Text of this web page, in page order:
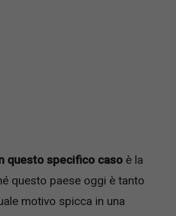
questo specifico caso è la
questo paese oggi è tanto
motivo spicca in una